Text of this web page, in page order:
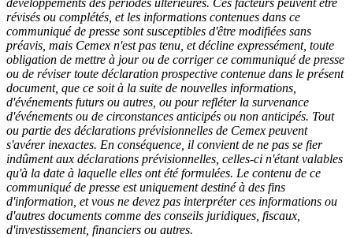
développements des périodes ultérieures. Ces facteurs peuvent être
révisés ou complétés, et les informations contenues dans ce
communiqué de presse sont susceptibles d'être modifiées sans
préavis, mais Cemex n'est pas tenu, et décline expressément, toute
obligation de mettre à jour ou de corriger ce communiqué de presse
ou de réviser toute déclaration prospective contenue dans le présent
document, que ce soit à la suite de nouvelles informations,
d'événements futurs ou autres, ou pour refléter la survenance
d'événements ou de circonstances anticipés ou non anticipés. Tout
ou partie des déclarations prévisionnelles de Cemex peuvent
s'avérer inexactes. En conséquence, il convient de ne pas se fier
indûment aux déclarations prévisionnelles, celles-ci n'étant valables
qu'à la date à laquelle elles ont été formulées. Le contenu de ce
communiqué de presse est uniquement destiné à des fins
d'information, et vous ne devez pas interpréter ces informations ou
d'autres documents comme des conseils juridiques, fiscaux,
d'investissement, financiers ou autres.